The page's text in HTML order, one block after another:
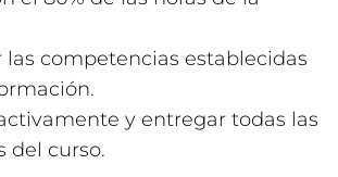
las competencias establecidas
y entregar todas las
del curso.